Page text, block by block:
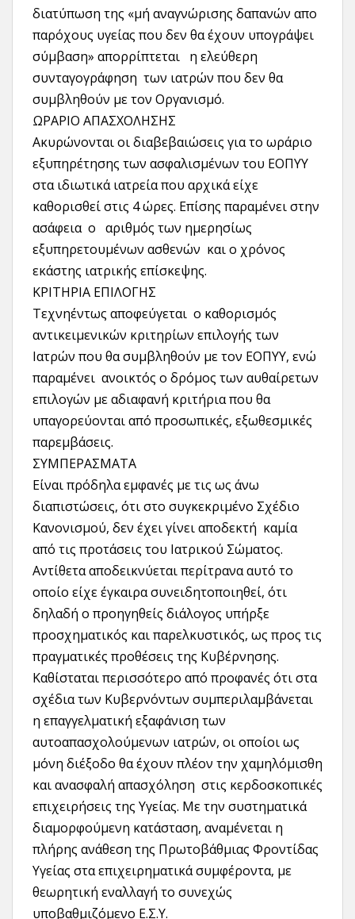
διατύπωση της «μή αναγνώρισης δαπανών απο
παρόχους υγείας που δεν θα έχουν υπογράψει
σύμβαση» απορρίπτεται η ελεύθερη
συνταγογράφηση των ιατρών που δεν θα
συμβληθούν με τον Οργανισμό.
ΩΡΑΡΙΟ ΑΠΑΣΧΟΛΗΣΗΣ
Ακυρώνονται οι διαβεβαιώσεις για το ωράριο
εξυπηρέτησης των ασφαλισμένων του ΕΟΠΥΥ
στα ιδιωτικά ιατρεία που αρχικά είχε
καθορισθεί στις 4 ώρες. Επίσης παραμένει στην
ασάφεια ο αριθμός των ημερησίως
εξυπηρετουμένων ασθενών και ο χρόνος
εκάστης ιατρικής επίσκεψης.
ΚΡΙΤΗΡΙΑ ΕΠΙΛΟΓΗΣ
Τεχνηέντως αποφεύγεται ο καθορισμός
αντικειμενικών κριτηρίων επιλογής των
Ιατρών που θα συμβληθούν με τον ΕΟΠΥΥ, ενώ
παραμένει ανοικτός ο δρόμος των αυθαίρετων
επιλογών με αδιαφανή κριτήρια που θα
υπαγορεύονται από προσωπικές, εξωθεσμικές
παρεμβάσεις.
ΣΥΜΠΕΡΑΣΜΑΤΑ
Είναι πρόδηλα εμφανές με τις ως άνω
διαπιστώσεις, ότι στο συγκεκριμένο Σχέδιο
Κανονισμού, δεν έχει γίνει αποδεκτή καμία
από τις προτάσεις του Ιατρικού Σώματος.
Αντίθετα αποδεικνύεται περίτρανα αυτό το
οποίο είχε έγκαιρα συνειδητοποιηθεί, ότι
δηλαδή ο προηγηθείς διάλογος υπήρξε
προσχηματικός και παρελκυστικός, ως προς τις
πραγματικές προθέσεις της Κυβέρνησης.
Καθίσταται περισσότερο από προφανές ότι στα
σχέδια των Κυβερνόντων συμπεριλαμβάνεται
η επαγγελματική εξαφάνιση των
αυτοαπασχολούμενων ιατρών, οι οποίοι ως
μόνη διέξοδο θα έχουν πλέον την χαμηλόμισθη
και ανασφαλή απασχόληση στις κερδοσκοπικές
επιχειρήσεις της Υγείας. Με την συστηματικά
διαμορφούμενη κατάσταση, αναμένεται η
πλήρης ανάθεση της Πρωτοβάθμιας Φροντίδας
Υγείας στα επιχειρηματικά συμφέροντα, με
θεωρητική εναλλαγή το συνεχώς
υποβαθμιζόμενο Ε.Σ.Υ.